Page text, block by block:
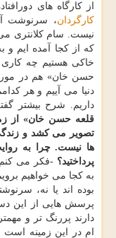
از كارگاه های
كارگردان، سرنوشت
نیست. سام كلانتری
كه از كجا آمده ایم و
خاكی هستیم چه كاری
حسن خان» هم در مورد
دنیا می آییم و هر
داریم. شرح بیشتر
قلعه حسن خان» از
تصویر می كشد و
ها نیست. چرا به
پرداختید؟ -فكر می كنم
به كجا می خواهیم
بوده اند یا نه،
پرسش هایی از این
دارند پررنگ تر و
ام در این زمینه است